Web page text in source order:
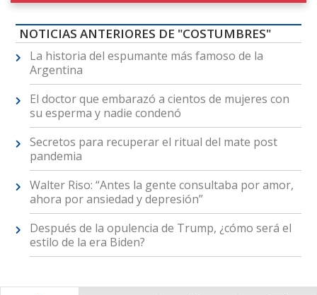
NOTICIAS ANTERIORES DE "COSTUMBRES"
La historia del espumante más famoso de la
Argentina
El doctor que embarazó a cientos de mujeres con
su esperma y nadie condenó
Secretos para recuperar el ritual del mate post
pandemia
Walter Riso: “Antes la gente consultaba por amor,
ahora por ansiedad y depresión”
Después de la opulencia de Trump, ¿cómo será el
estilo de la era Biden?